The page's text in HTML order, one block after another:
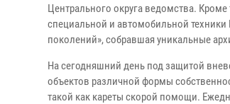
Центрального округа ведомства.
специальной и автомобильной
поколений», собравшая уникальные
На сегодняшний день под защитой
объектов различной формы
такой как кареты скорой помощи.